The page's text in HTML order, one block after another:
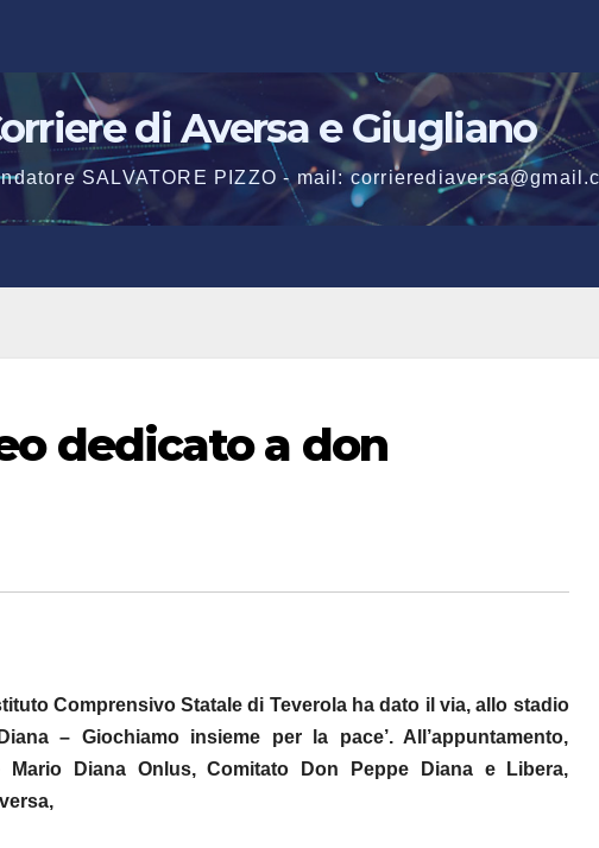
di Aversa e Giugliano
SALVATORE PIZZO - mail:
dedicato a don
Comprensivo Statale di Teverola ha dato il via, allo stadio
– Giochiamo insieme per la pace’. All’appuntamento,
Mario Diana Onlus, Comitato Don Peppe Diana e Libera,